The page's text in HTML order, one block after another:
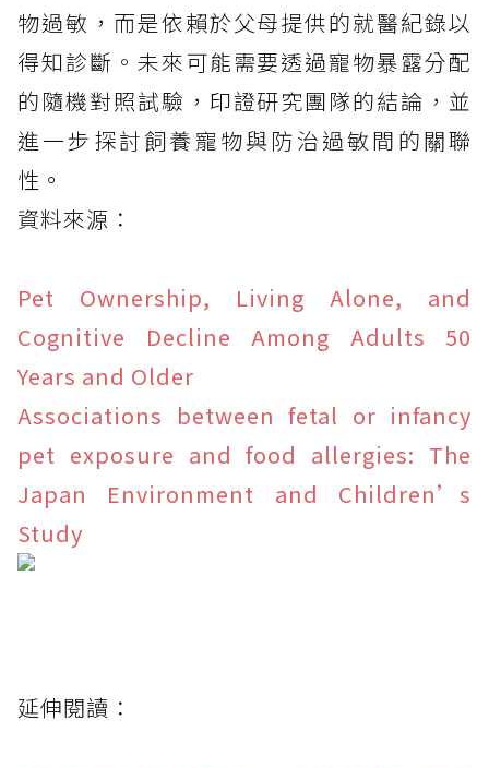
物過敏，而是依賴於父母提供的就醫紀錄以
得知診斷。未來可能需要透過寵物暴露分配
的隨機對照試驗，印證研究團隊的結論，並
進一步探討飼養寵物與防治過敏間的關聯
性。
資料來源：
Pet Ownership, Living Alone, and
Cognitive Decline Among Adults 50
Years and Older
Associations between fetal or infancy
pet exposure and food allergies: The
Japan Environment and Children’s
Study
延伸閱讀：